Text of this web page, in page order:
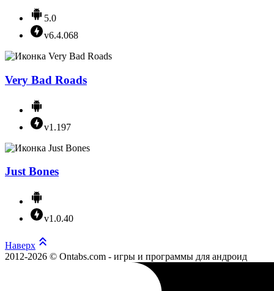
5.0
v6.4.068
Very Bad Roads
v1.197
Just Bones
v1.0.40
Наверх
2012-2026 © Ontabs.com - игры и программы для андроид